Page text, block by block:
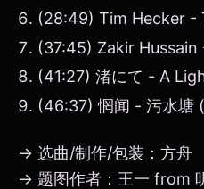
(28:49) Tim Hecker -
(37:45) Zakir Hussain
(41:27) 渚にて - A
(46:37) 惘闻 - 污水塘
→ 选曲/制作/包装：方舟
→ 题图作者：王一 from